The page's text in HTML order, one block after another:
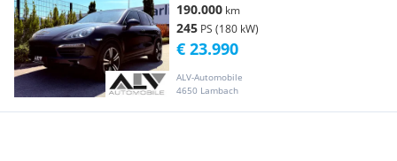
190.000 km
245 PS (180 kW)
ALV-Automobile
4650 Lambach
€ 23.990